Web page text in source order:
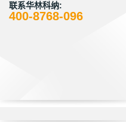
联系华林科纳:
400-8768-096